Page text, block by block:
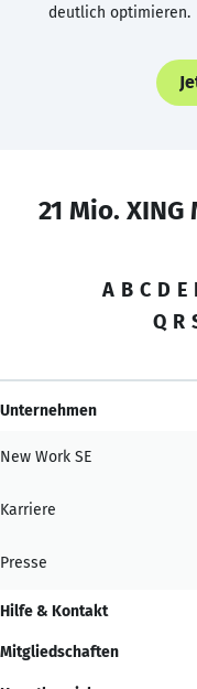
deutlich optimieren.
21 Mio.
A B C D E
Q R
Unternehmen
New Work SE
Karriere
Presse
Hilfe & Kontakt
Mitgliedschaften